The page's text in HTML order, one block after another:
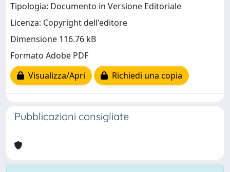
Tipologia: Documento in Versione Editoriale
Licenza: Copyright dell'editore
Dimensione 116.76 kB
Formato Adobe PDF
Visualizza/Apri
Richiedi una copia
Pubblicazioni consigliate